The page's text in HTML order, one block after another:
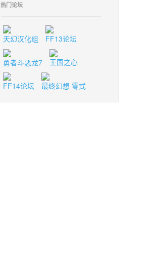
热门论坛
天幻汉化组 FF13论坛
勇者斗恶龙7 王国之心
FF14论坛 最终幻想 零式